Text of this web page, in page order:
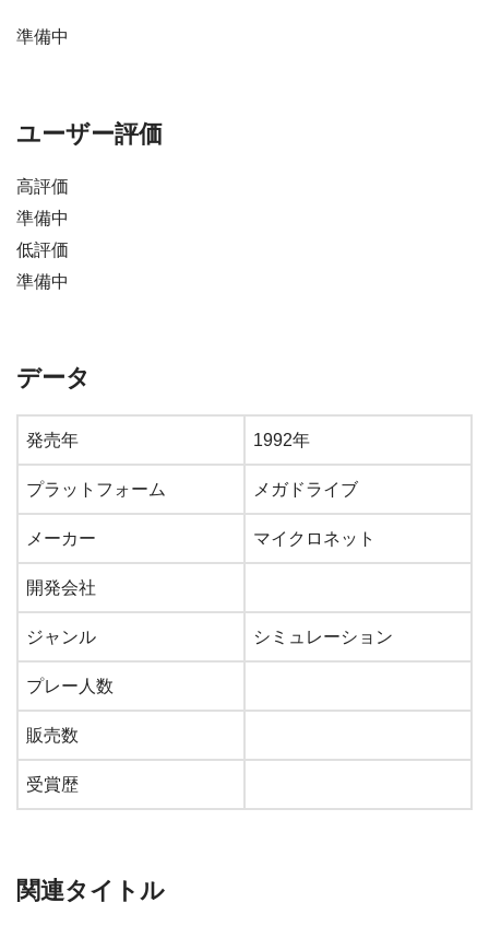
準備中
ユーザー評価
高評価
準備中
低評価
準備中
データ
発売年 1992年
プラットフォーム メガドライブ
メーカー マイクロネット
開発会社
ジャンル シミュレーション
プレー人数
販売数
受賞歴
関連タイトル